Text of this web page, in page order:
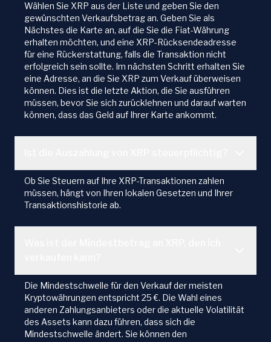
Wählen Sie XRP aus der Liste und geben Sie den
gewünschten Verkaufsbetrag an. Geben Sie als
Nächstes die Karte an, auf die Sie die Fiat-Währung
erhalten möchten, und eine XRP-Rücksendeadresse
für eine Rückerstattung, falls die Transaktion nicht
erfolgreich sein sollte. Im nächsten Schritt erhalten Sie
eine Adresse, an die Sie XRP zum Verkauf überweisen
können. Dies ist die letzte Aktion, die Sie ausführen
müssen, bevor Sie sich zurücklehnen und darauf warten
können, dass das Geld auf Ihrer Karte ankommt.
Ob Sie Steuern auf Ihre XRP-Transaktionen zahlen
müssen, hängt von Ihren lokalen Gesetzen und Ihrer
Transaktionshistorie ab.
Die Mindestschwelle für den Verkauf der meisten
Kryptowährungen entspricht 25 €. Die Wahl eines
anderen Zahlungsanbieters oder die aktuelle Volatilität
des Assets kann dazu führen, dass sich die
Mindestschwelle ändert. Sie können den